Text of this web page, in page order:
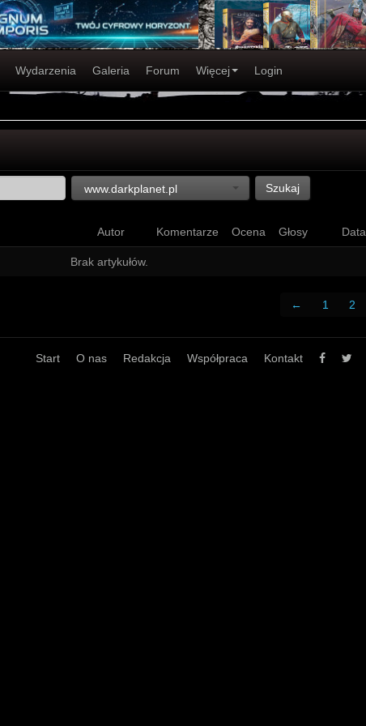
Wydarzenia Galeria Forum Więcej Login
www.darkplanet.pl Szukaj
Autor Komentarze Ocena Głosy Data
Brak artykułów.
← 1 2
Start O nas Redakcja Współpraca Kontakt